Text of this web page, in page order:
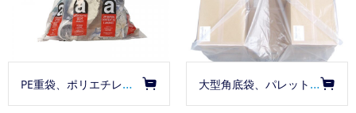
PE重袋、​ポリエチレン重袋 大型角底袋、パレットカバー、設備防塵袋